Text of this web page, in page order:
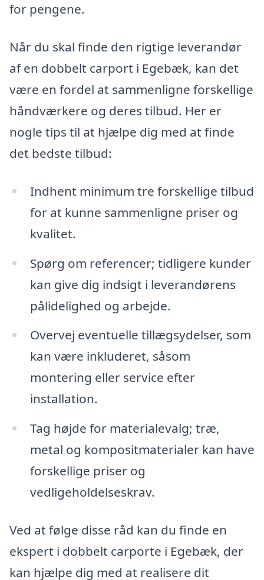
for pengene.
Når du skal finde den rigtige leverandør
af en dobbelt carport i Egebæk, kan det
være en fordel at sammenligne forskellige
håndværkere og deres tilbud. Her er
nogle tips til at hjælpe dig med at finde
det bedste tilbud:
Indhent minimum tre forskellige tilbud
for at kunne sammenligne priser og
kvalitet.
Spørg om referencer; tidligere kunder
kan give dig indsigt i leverandørens
pålidelighed og arbejde.
Overvej eventuelle tillægsydelser, som
kan være inkluderet, såsom
montering eller service efter
installation.
Tag højde for materialevalg; træ,
metal og kompositmaterialer kan have
forskellige priser og
vedligeholdelseskrav.
Ved at følge disse råd kan du finde en
ekspert i dobbelt carporte i Egebæk, der
kan hjælpe dig med at realisere dit